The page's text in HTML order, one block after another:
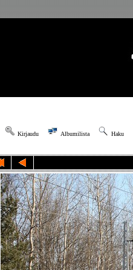
Kirjaudu Albumilista Haku